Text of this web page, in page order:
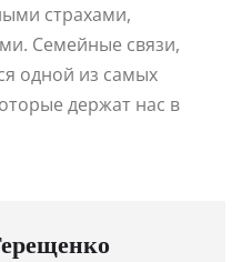
страхами,
Семейные связи,
одной из самых
держат нас в